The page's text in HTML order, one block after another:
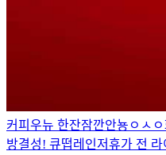
커피우뉴 한잔잠깐안뇽 ㅇㅅㅇ
방결성! 큐떱레인저휴가 전